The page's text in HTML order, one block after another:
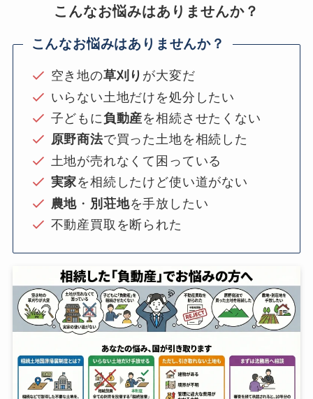
こんなお悩みはありませんか？
こんなお悩みはありませんか？
空き地の草刈り が大変だ
いらない土地だけを処分したい
子どもに負動産を相続させたくない
原野商法で買った土地を相続した
土地が売れなくて困っている
実家を相続したけど使い道がない
農地 ・ 別荘地を手放したい
不動産買取を断られた